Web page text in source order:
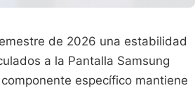
de 2026 una estabilidad
a la Pantalla Samsung
específico mantiene